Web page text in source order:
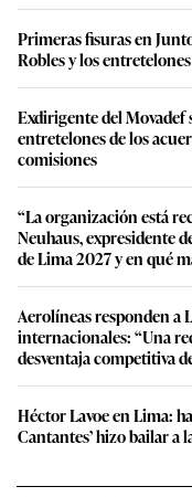
Primeras fisuras en
Robles y los
Exdirigente del Movadef
entretelones de los
comisiones
“La organización está
Neuhaus, expresidente
de Lima 2027 y en qué
Aerolíneas responden a
internacionales: “Una
desventaja competitiva
Héctor Lavoe en Lima:
Cantantes’ hizo bailar a